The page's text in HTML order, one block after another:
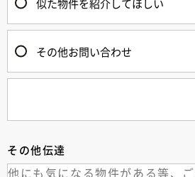
その他お問い合わせ
その他伝達